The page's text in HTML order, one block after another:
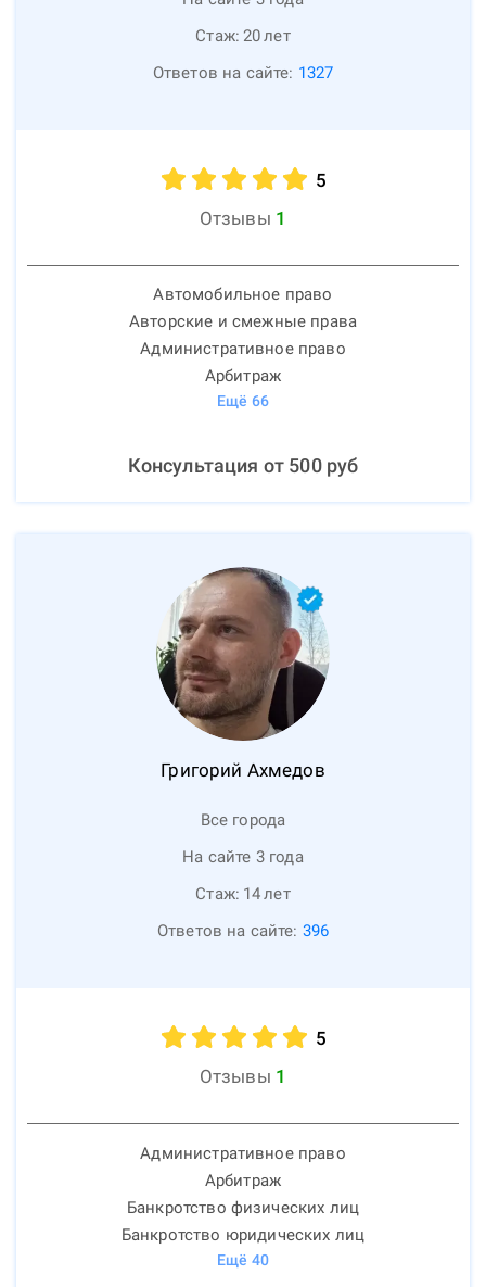
Стаж: 20лет
Ответов на сайте: 1327
5
Отзывы 1
Автомобильное право
Авторские и смежные права
Административное право
Арбитраж
Ещё 66
Консультация от 500руб
Григорий Ахмедов
Все города
На сайте 3 года
Стаж: 14лет
Ответов на сайте: 396
5
Отзывы 1
Административное право
Арбитраж
Банкротство физических лиц
Банкротство юридических лиц
Ещё 40